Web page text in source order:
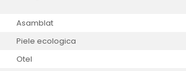
Asamblat
Piele ecologica
Otel